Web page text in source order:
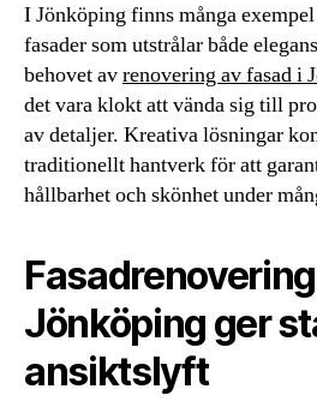
I Jönköping finns många
fasader som utstrålar både
behovet avrenovering av fasad i
det vara klokt att vända sig till
av detaljer. Kreativa lösningar
traditionellt hantverk för att
hållbarhet och skönhet under
Jönköping ger
ansiktslyft